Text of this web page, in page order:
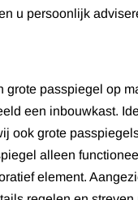
u persoonlijk
passpiegel op
een inbouwkast.
grote
alleen
element.